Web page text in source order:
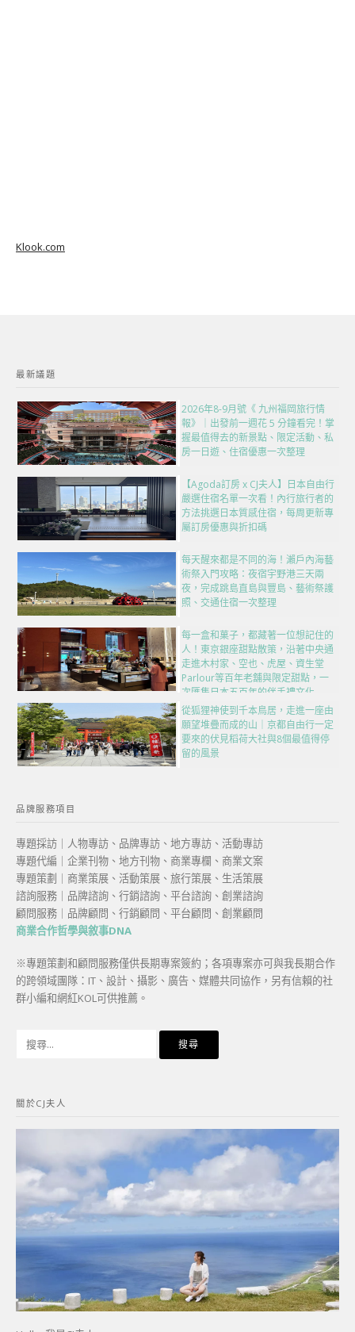
Klook.com
最新議題
2026年8-9月號《 九州福岡旅行情
報》｜出發前一週花 5 分鐘看完！掌
握最值得去的新景點、限定活動、私
房一日遊、住宿優惠一次整理
【Agoda訂房 x CJ夫人】日本自由行
嚴選住宿名單一次看！內行旅行者的
方法挑選日本質感住宿，每周更新專
屬訂房優惠與折扣碼
每天醒來都是不同的海！瀨戶內海藝
術祭入門攻略：夜宿宇野港三天兩
夜，完成跳島直島與豐島、藝術祭護
照、交通住宿一次整理
每一盒和菓子，都藏著一位想記住的
人！東京銀座甜點散策，沿著中央通
走進木村家、空也、虎屋、資生堂
Parlour等百年老舖與限定甜點，一
次匯集日本五百年的伴手禮文化
從狐狸神使到千本鳥居，走進一座由
願望堆疊而成的山｜京都自由行一定
要來的伏見稻荷大社與8個最值得停
留的風景
品牌服務項目
專題採訪｜人物專訪、品牌專訪、地方專訪、活動專訪
專題代編｜企業刊物、地方刊物、商業專欄、商業文案
專題策劃｜商業策展、活動策展、旅行策展、生活策展
諮詢服務｜品牌諮詢、行銷諮詢、平台諮詢、創業諮詢
顧問服務｜品牌顧問、行銷顧問、平台顧問、創業顧問
商業合作哲學與敘事DNA
※專題策劃和顧問服務僅供長期專案簽約；各項專案亦可與我長期合作
的跨領域團隊：IT、設計、攝影、廣告、媒體共同協作，另有信賴的社
群小編和網紅KOL可供推薦。
字:
關於CJ夫人